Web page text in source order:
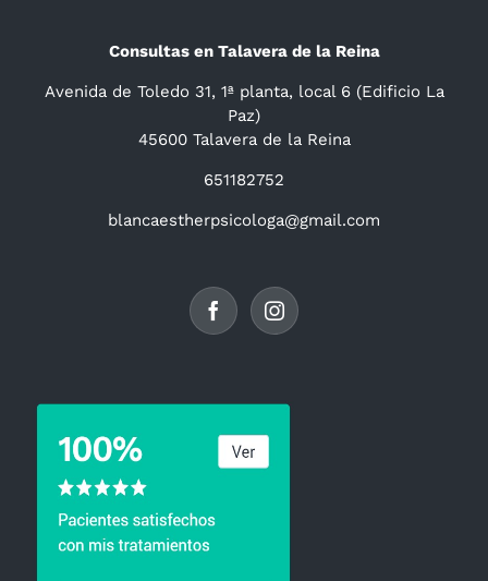
Consultas en Talavera de la Reina
Avenida de Toledo 31, 1ª planta, local 6 (Edificio La
Paz)
45600 Talavera de la Reina
651182752
blancaestherpsicologa@gmail.com